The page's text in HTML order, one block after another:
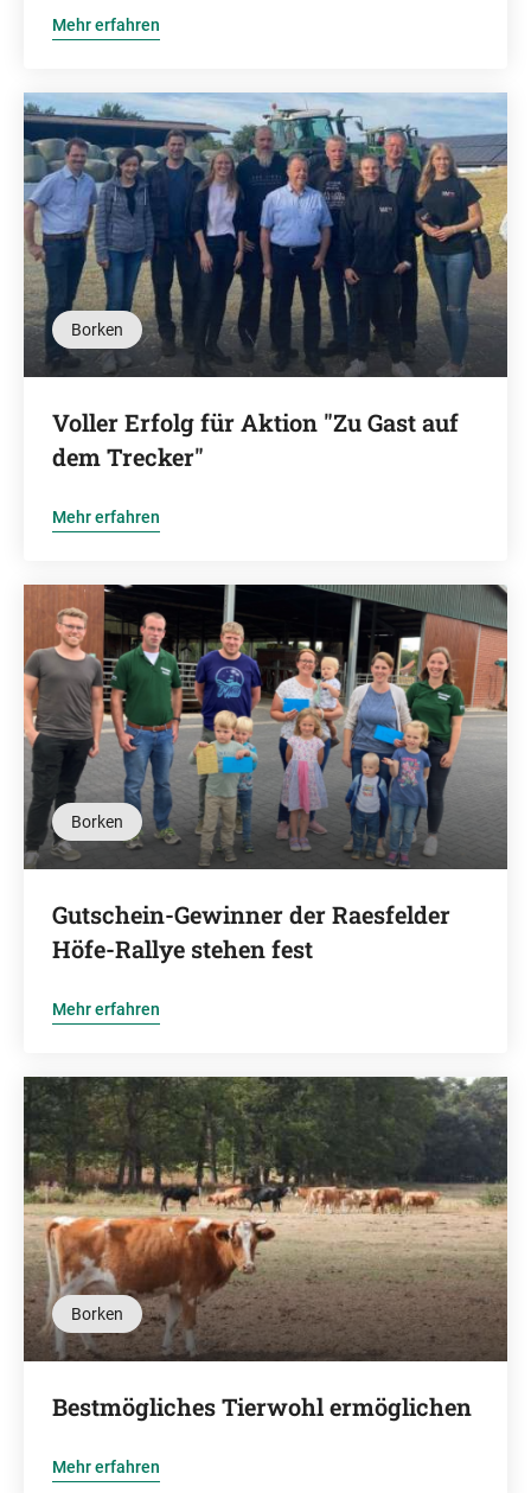
Mehr erfahren
Borken
Voller Erfolg für Aktion "Zu Gast auf
dem Trecker"
Mehr erfahren
Borken
Gutschein-Gewinner der Raesfelder
Höfe-Rallye stehen fest
Mehr erfahren
Borken
Bestmögliches Tierwohl ermöglichen
Mehr erfahren